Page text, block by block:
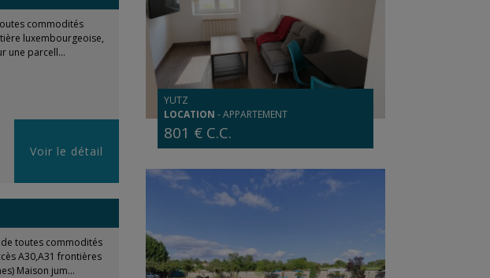
commodités
luxembourgeoise,
une parcell...
Voir le détail
toutes commodités
A30,A31 frontières
Maison jum...
YUTZ
LOCATION -APPARTEMENT
801 € C.C.